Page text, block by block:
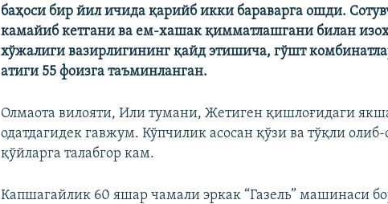
баҳоси бир йил ичида қарийб икки бараварга ошди.
камайиб кетгани ва ем-хашак қимматлашгани билан
хўжалиги вазирлигининг қайд этишича, гўшт
атиги 55 фоизга таъминланган.
Олмаота вилояти, Или тумани, Жетиген қишлоғидаги
одатдагидек гавжум. Кўпчилик асосан қўзи ва тўқли
қўйларга талабгор кам.
Капшагайлик 60 яшар чамали эркак “Газель” машинаси